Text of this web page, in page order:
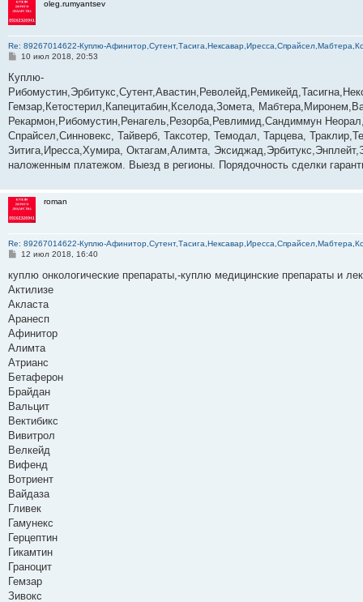
oleg.rumyantsev
Re: 89267014622-­­­­­­­­­­­Куплю-
С
о
б
щ
е
и
е
10 июл 2018, 20:53
Куплю-
Гемзар,Кетостерил,Капецитабин,Кселода,Зомета,
Рекармон,Рибомустин,Ренагель,Резорба,Ревлимид,Сандиммун
Спрайсел,Синновекс, Тайверб, Таксотер, Темодал, Тарцева,
Зитига,Иресса,Хумира, Октагам,Алимта,
наложенным платежом. Выезд в регионы. Порядочность сделки
roman
Re: 89267014622-­­­­­­­­­­­Куплю-
С
о
щ
е
и
е
12 июл 2018, 16:40
куплю онкологические препараты,-куплю медицинские препараты и
Актилизе
Акласта
Аранесп
Афинитор
Алимта
Атрианс
Бетаферон
Брайдан
Вальцит
Вектибикс
Вивитрол
Велкейд
Вифенд
Вотриент
Вайдаза
Гливек
Гамунекс
Герцептин
Гикамтин
Граноцит
Гемзар
Зивокс